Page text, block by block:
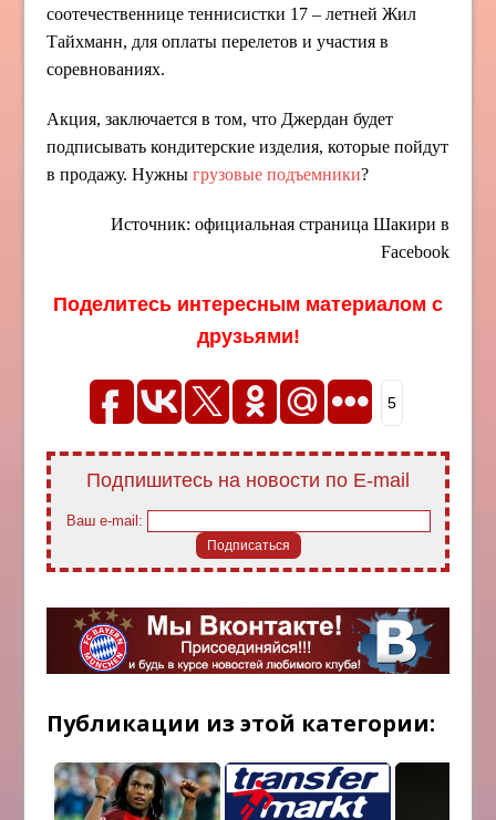
соотечественнице теннисистки 17 – летней Жил
Тайхманн, для оплаты перелетов и участия в
соревнованиях.
Акция, заключается в том, что Джердан будет
подписывать кондитерские изделия, которые пойдут
в продажу. Нужныгрузовые подъемники?
Источник: официальная страница Шакири в
Facebook
Поделитесь интересным материалом с
друзьями!
5
Подпишитесь на новости по E-mail
Ваш e-mail:
Публикации из этой категории: